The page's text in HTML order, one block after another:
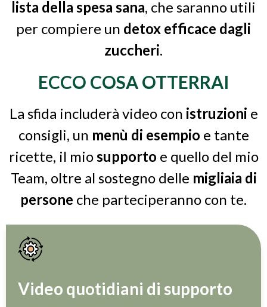
lista della spesa sana, che saranno utili
per compiere un detox efficace dagli
zuccheri.
ECCO COSA OTTERRAI
La sfida includerà video con istruzioni e
consigli, un menù di esempio e tante
ricette, il mio supporto e quello del mio
Team, oltre al sostegno delle migliaia di
persone che parteciperanno con te.
Video quotidiani di supporto